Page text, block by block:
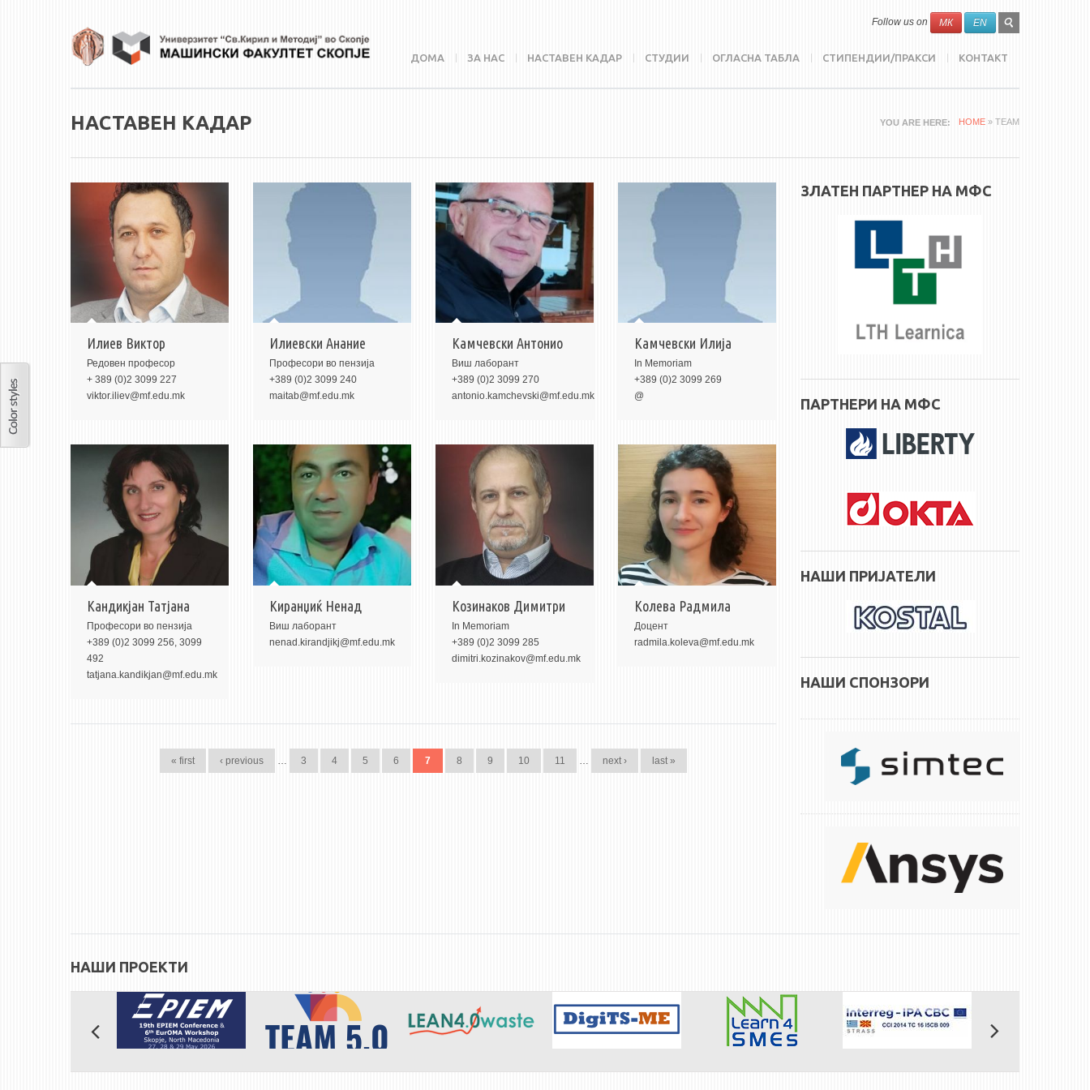
SEARCH
FORM
Search
Follow us on МК EN
ДОМА ЗА НАС НАСТАВЕН КАДАР СТУДИИ ОГЛАСНА ТАБЛА СТИПЕНДИИ/ПРАКСИ КОНТАКТ
YOU ARE HERE HOME » TEAM
НАСТАВЕН КАДАР
Илиев Виктор
Редовeн професор
+ 389 (0)2 3099 227
viktor.iliev@mf.edu.mk
Илиевски Анание
Професори во пензија
+389 (0)2 3099 240
maitab@mf.edu.mk
Камчевски Антонио
Виш лаборант
+389 (0)2 3099 270
antonio.kamchevski@mf.edu.mk
Камчевски Илија
In Memoriam
+389 (0)2 3099 269
@
Кандикјан Татјана
Професори во пензија
+389 (0)2 3099 256, 3099
492
tatjana.kandikjan@mf.edu.mk
Киранџиќ Ненад
Виш лаборант
nenad.kirandjikj@mf.edu.mk
Козинаков Димитри
In Memoriam
+389 (0)2 3099 285
dimitri.kozinakov@mf.edu.mk
Колева Радмила
Доцент
radmila.koleva@mf.edu.mk
« first ‹ previous 3 4 5 6 7 8 9 10 11 next › last »
ЗЛАТЕН ПАРТНЕР НА МФС
ПАРТНЕРИ НА МФС
НАШИ ПРИЈАТЕЛИ
НАШИ СПОНЗОРИ
НАШИ ПРОЕКТИ